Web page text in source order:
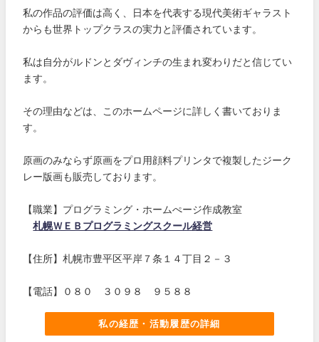
私の作品の評価は高く、日本を代表する現代美術ギャラスト
からも世界トップクラスの実力と評価されています。
私は自分がルドンとダヴィンチの生まれ変わりだと信じてい
ます。
その理由などは、このホームページに詳しく書いておりま
す。
原画のみならず原画をプロ用顔料プリンタで複製したジーク
レー版画も販売しております。
【職業】プログラミング・ホームぺージ作成教室
札幌ＷＥＢプログラミングスクール経営
【住所】札幌市豊平区平岸７条１４丁目２－３
【電話】０８０ ３０９８ ９５８８
私の経歴・活動履歴の詳細